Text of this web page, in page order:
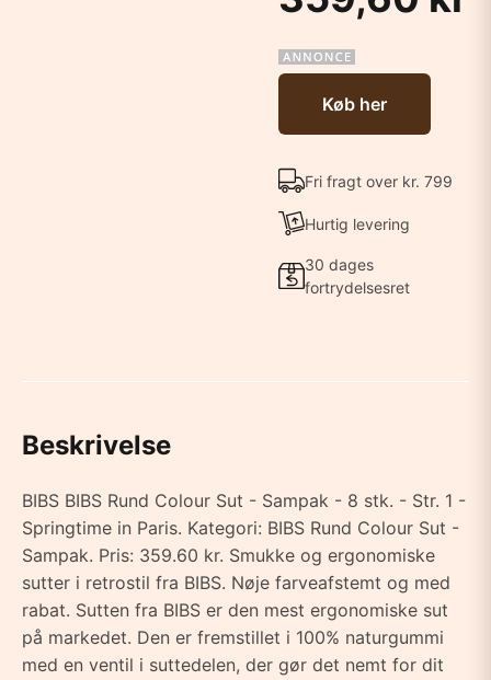
Køb her
Fri fragt over kr. 799
Hurtig levering
30 dages
fortrydelsesret
Beskrivelse
BIBS BIBS Rund Colour Sut - Sampak - 8 stk. - Str. 1 -
Springtime in Paris. Kategori: BIBS Rund Colour Sut -
Sampak. Pris: 359.60 kr. Smukke og ergonomiske
sutter i retrostil fra BIBS. Nøje farveafstemt og med
rabat. Sutten fra BIBS er den mest ergonomiske sut
på markedet. Den er fremstillet i 100% naturgummi
med en ventil i suttedelen, der gør det nemt for dit